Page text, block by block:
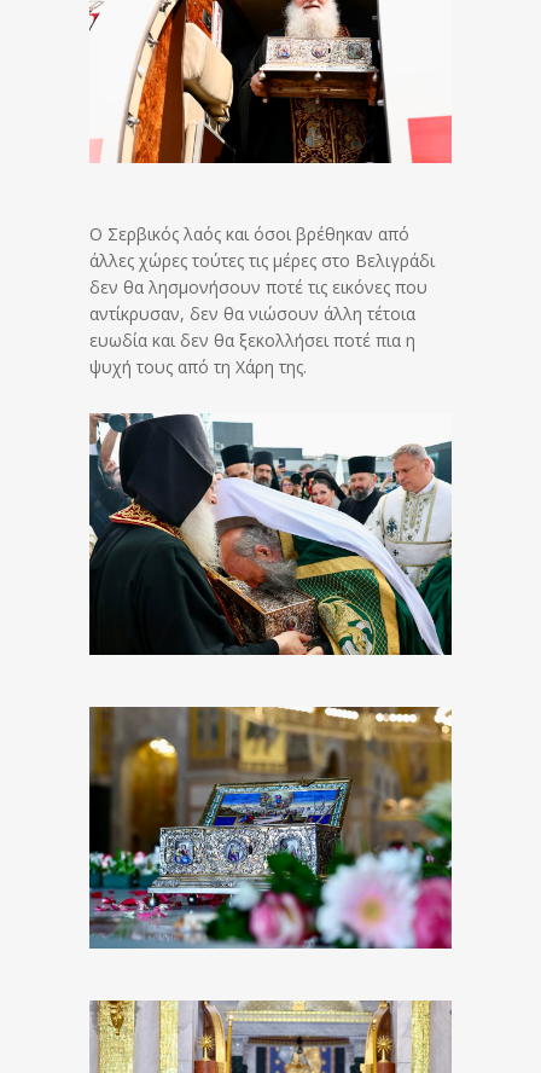
Ο Σερβικός λαός και όσοι βρέθηκαν από
άλλες χώρες τούτες τις μέρες στο Βελιγράδι
δεν θα λησμονήσουν ποτέ τις εικόνες που
αντίκρυσαν, δεν θα νιώσουν άλλη τέτοια
ευωδία και δεν θα ξεκολλήσει ποτέ πια η
ψυχή τους από τη Χάρη της.